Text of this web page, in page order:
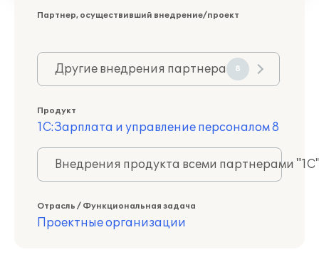
Партнер, осуществивший внедрение/проект
Другие внедрения партнера 8
Продукт
1С:Зарплата и управление персоналом 8
Внедрения продукта всеми партнерами
Отрасль / Функциональная задача
Проектные организации